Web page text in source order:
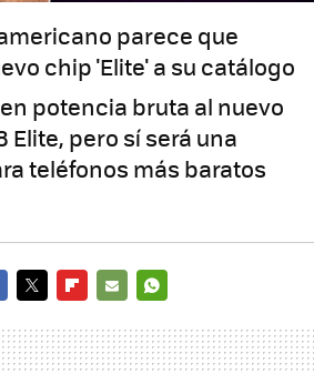
parece que
chip 'Elite' a su catálogo
potencia bruta al nuevo
Elite, pero sí será una
teléfonos más baratos
MAIL